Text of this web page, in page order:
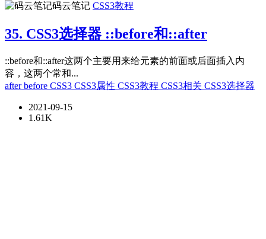
码云笔记 CSS3教程
35. CSS3选择器 ::before和::after
::before和::after这两个主要用来给元素的前面或后面插入内
容，这两个常和...
after before CSS3 CSS3属性 CSS3教程 CSS3相关 CSS3选择器
2021-09-15
1.61K